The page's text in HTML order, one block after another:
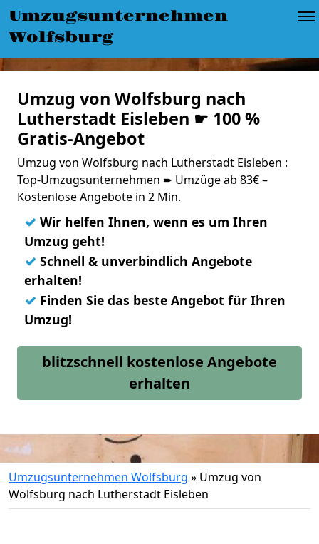
Umzugsunternehmen
Wolfsburg
Umzug von Wolfsburg nach
Lutherstadt Eisleben ☛ 100 %
Gratis-Angebot
Umzug von Wolfsburg nach Lutherstadt Eisleben :
Top-Umzugsunternehmen ➨ Umzüge ab 83€ –
Kostenlose Angebote in 2 Min.
✓ Wir helfen Ihnen, wenn es um Ihren
Umzug geht!
✓ Schnell & unverbindlich Angebote
erhalten!
✓ Finden Sie das beste Angebot für Ihren
Umzug!
blitzschnell kostenlose Angebote
erhalten
Umzugsunternehmen Wolfsburg » Umzug von
Wolfsburg nach Lutherstadt Eisleben